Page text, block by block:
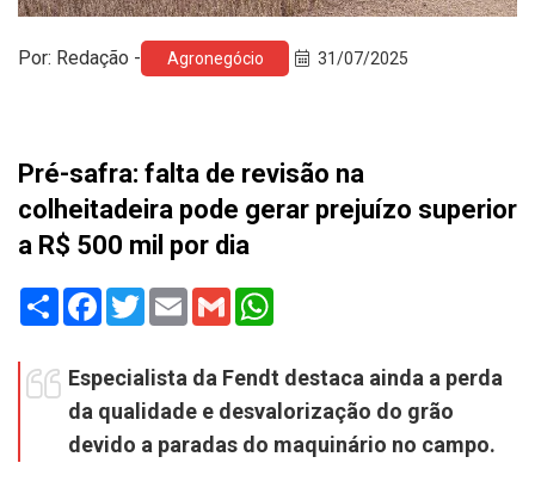
Por: Redação - Agronegócio 31/07/2025
Pré-safra: falta de revisão na
colheitadeira pode gerar prejuízo superior
a R$ 500 mil por dia
Share Facebook
TwitterEmail Gmail
Especialista da Fendt destaca ainda a perda
da qualidade e desvalorização do grão
devido a paradas do maquinário no campo.